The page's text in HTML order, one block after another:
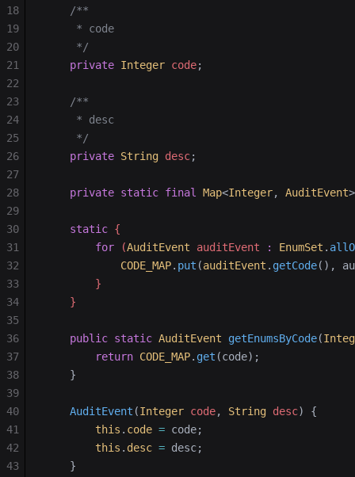
    /**
     * code
     */
    private
Integer code;
    /**
     * desc
     */
    private
String desc;
    private
static final Map<Integer, AuditEvent>
    static
{
        for
(AuditEvent auditEvent : EnumSet .
            CODE_MAP
. put (auditEvent . getCode(),
        }
    }
    public
static AuditEvent getEnumsByCode(
        return
CODE_MAP. get (code);
    }
    AuditEvent
(Integer code, String desc)
{
        this
. code = code;
        this
. desc = desc;
    }
18
19
20
21
22
23
24
25
26
27
28
29
30
31
32
33
34
35
36
37
38
39
40
41
42
43